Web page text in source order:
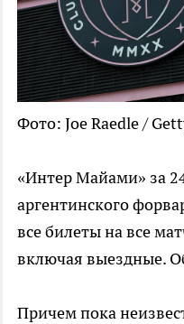
Фото: Joe Raedle /
«Интер Майами» за
аргентинского
все билеты на все
включая выездные.
Причем пока